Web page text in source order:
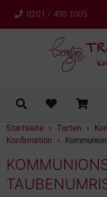
0201 / 490 1005
Startseite › Torten ›
Konfirmation
›